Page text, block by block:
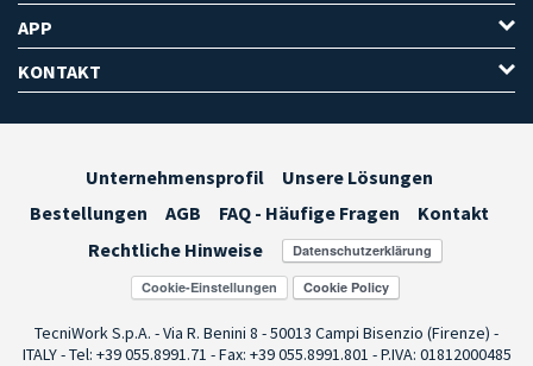
APP
KONTAKT
Unternehmensprofil
Unsere Lösungen
Bestellungen
AGB FAQ - Häufige Fragen
Kontakt
Rechtliche Hinweise
Cookie-Einstellungen
TecniWork S.p.A. - Via R. Benini 8 - 50013 Campi Bisenzio (Firenze) -
ITALY - Tel: +39 055.8991.71 - Fax: +39 055.8991.801 - P.IVA: 01812000485